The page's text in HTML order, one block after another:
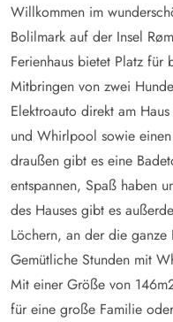
Willkommen im
Bolilmark auf der Insel
Ferienhaus bietet Platz für
Mitbringen von zwei
Elektroauto direkt am
und Whirlpool sowie
draußen gibt es eine
entspannen, Spaß haben
des Hauses gibt es
Löchern, an der die ganze
Gemütliche Stunden mit
Mit einer Größe von
für eine große Familie